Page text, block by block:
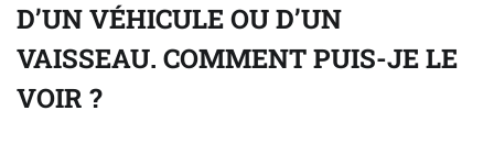
D’UN VÉHICULE OU D’UN
VAISSEAU. COMMENT PUIS-JE LE
VOIR ?